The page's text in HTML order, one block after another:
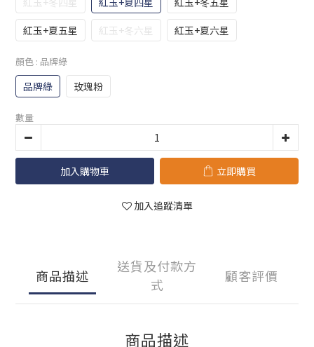
紅玉+夏五星
紅玉+冬六星 紅玉+夏六星
顏色 : 品牌綠
品牌綠 玫瑰粉
數量
加入購物車 立即購買
加入追蹤清單
商品描述
送貨及付款方
式
顧客評價
商品描述